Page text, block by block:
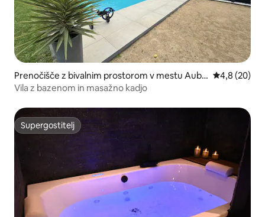
Prenočišče z bivalnim prostorom v mestu Auba
nge
Povprečna
4,8 (20)
Vila z bazenom in masažno kadjo
Supergostitelj
Supergostitelj